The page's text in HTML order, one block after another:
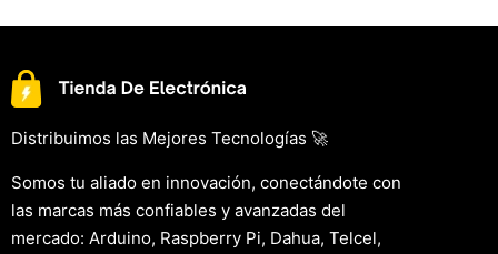
Distribuimos las Mejores Tecnologías 🚀
Somos tu aliado en innovación, conectándote con
las marcas más confiables y avanzadas del
mercado: Arduino, Raspberry Pi, Dahua, Telcel,